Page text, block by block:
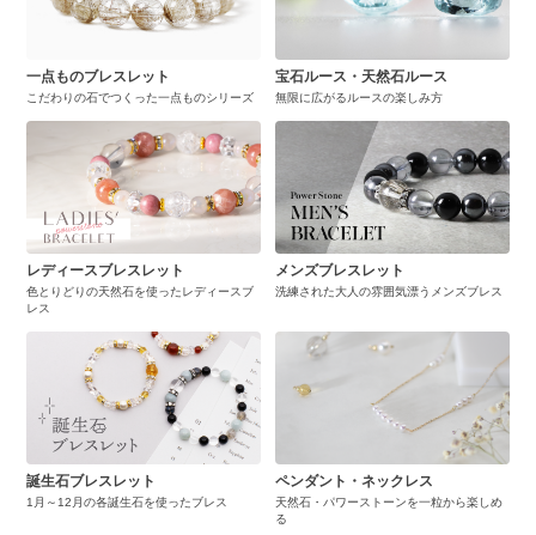
一点ものブレスレット
こだわりの石でつくった一点ものシリーズ
宝石ルース・天然石ルース
無限に広がるルースの楽しみ方
レディースブレスレット
色とりどりの天然石を使ったレディースブ
レス
メンズブレスレット
洗練された大人の雰囲気漂うメンズブレス
誕生石ブレスレット
1月～12月の各誕生石を使ったブレス
ペンダント・ネックレス
天然石・パワーストーンを一粒から楽しめ
る